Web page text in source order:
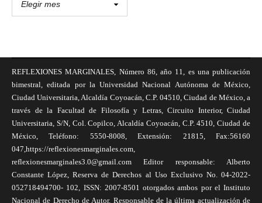
REFLEXIONES MARGINALES, Número 86, año 11, es una publicación
bimestral, editada por la Universidad Nacional Autónoma de México,
Ciudad Universitaria, Alcaldía Coyoacán, C.P. 04510, Ciudad de México, a
través de la Facultad de Filosofía y Letras, Circuito Interior, Ciudad
Universitaria, S/N, Col. Copilco, Alcaldía Coyoacán, C.P. 4510, Ciudad de
México, Teléfono: 5550-8008, Extensión: 21815, Fax:56160
047,https://reflexionesmarginales.com,
reflexionesmarginales3.0@gmail.com Editor responsable: Alberto
Constante López, Reserva de Derechos al Uso Exclusivo No. 04-2022-
052718494700- 102, ISSN: 2007-8501 otorgados ambos por el Instituto
Nacional de Derecho de Autor. Responsable de la última actualización de